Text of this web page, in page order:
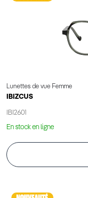
Lunettes de vue Femme
IBIZCUS
IBI2601
En stock en ligne